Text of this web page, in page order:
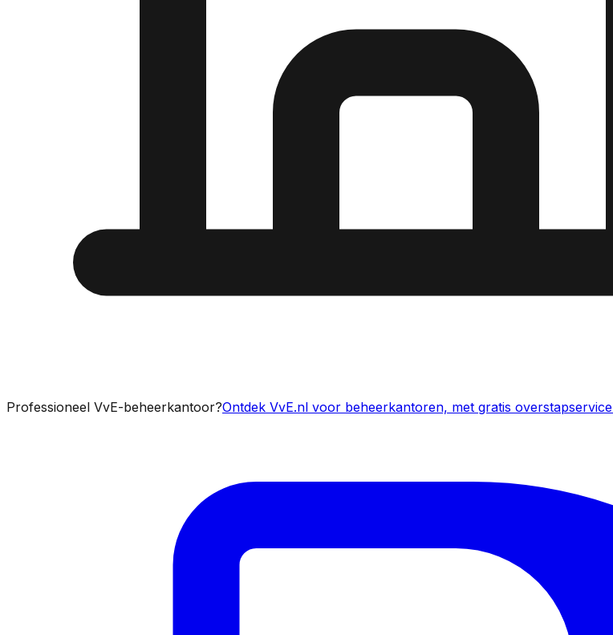
Professioneel VvE-beheerkantoor?Ontdek VvE.nl voor beheerkantoren, met gratis overstapservice